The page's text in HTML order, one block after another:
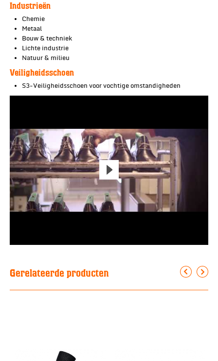
Industrieën
Chemie
Metaal
Bouw & techniek
Lichte industrie
Natuur & milieu
Veiligheidsschoen
S3-Veiligheidsschoen voor vochtige omstandigheden
Gerelateerde producten